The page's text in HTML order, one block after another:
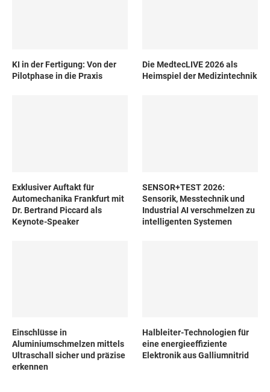
KI in der Fertigung: Von der
Pilotphase in die Praxis
Die MedtecLIVE 2026 als
Heimspiel der Medizintechnik
Exklusiver Auftakt für
Automechanika Frankfurt mit
Dr. Bertrand Piccard als
Keynote-Speaker
SENSOR+TEST 2026:
Sensorik, Messtechnik und
Industrial AI verschmelzen zu
intelligenten Systemen
Einschlüsse in
Aluminiumschmelzen mittels
Ultraschall sicher und präzise
erkennen
Halbleiter-Technologien für
eine energieeffiziente
Elektronik aus Galliumnitrid